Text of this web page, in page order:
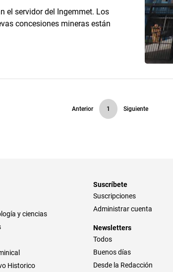
el servidor del Ingemmet. Los
concesiones mineras están
Anterior 1 Siguiente
y ciencias
Historico
Suscríbete
Suscripciones
Administrar cuenta
Newsletters
Todos
Buenos días
Desde la Redacción